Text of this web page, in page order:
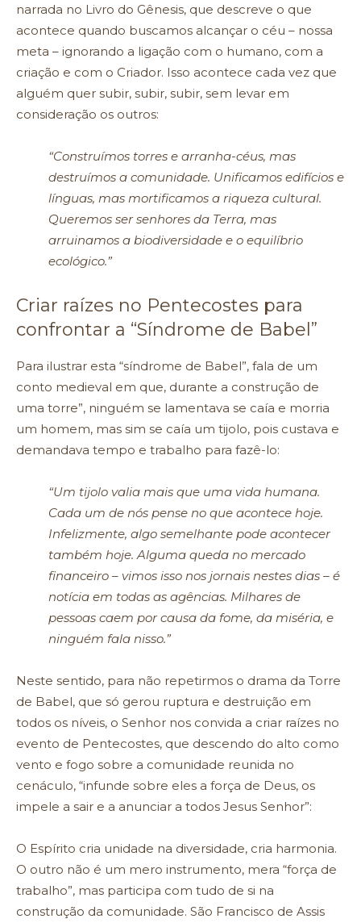
narrada no Livro do Gênesis, que descreve o que
acontece quando buscamos alcançar o céu – nossa
meta – ignorando a ligação com o humano, com a
criação e com o Criador. Isso acontece cada vez que
alguém quer subir, subir, subir, sem levar em
consideração os outros:
“Construímos torres e arranha-céus, mas
destruímos a comunidade. Unificamos edifícios e
línguas, mas mortificamos a riqueza cultural.
Queremos ser senhores da Terra, mas
arruinamos a biodiversidade e o equilíbrio
ecológico.”
Criar raízes no Pentecostes para
confrontar a “Síndrome de Babel”
Para ilustrar esta “síndrome de Babel”, fala de um
conto medieval em que, durante a construção de
uma torre”, ninguém se lamentava se caía e morria
um homem, mas sim se caía um tijolo, pois custava e
demandava tempo e trabalho para fazê-lo:
“Um tijolo valia mais que uma vida humana.
Cada um de nós pense no que acontece hoje.
Infelizmente, algo semelhante pode acontecer
também hoje. Alguma queda no mercado
financeiro – vimos isso nos jornais nestes dias – é
notícia em todas as agências. Milhares de
pessoas caem por causa da fome, da miséria, e
ninguém fala nisso.”
Neste sentido, para não repetirmos o drama da Torre
de Babel, que só gerou ruptura e destruição em
todos os níveis, o Senhor nos convida a criar raízes no
evento de Pentecostes, que descendo do alto como
vento e fogo sobre a comunidade reunida no
cenáculo, “infunde sobre eles a força de Deus, os
impele a sair e a anunciar a todos Jesus Senhor”:
O Espírito cria unidade na diversidade, cria harmonia.
O outro não é um mero instrumento, mera “força de
trabalho”, mas participa com tudo de si na
construção da comunidade. São Francisco de Assis